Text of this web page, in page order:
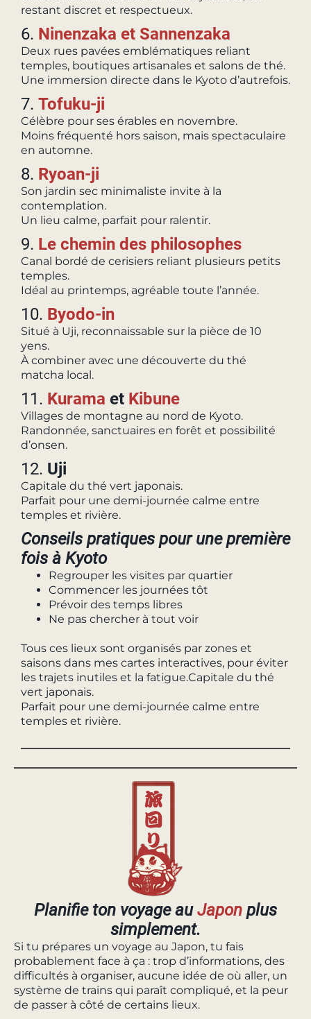
restant discret et respectueux.
6. Ninenzaka et Sannenzaka
Deux rues pavées emblématiques reliant
temples, boutiques artisanales et salons de thé.
Une immersion directe dans le Kyoto d’autrefois.
7. Tofuku-ji
Célèbre pour ses érables en novembre.
Moins fréquenté hors saison, mais spectaculaire
en automne.
8. Ryoan-ji
Son jardin sec minimaliste invite à la
contemplation.
Un lieu calme, parfait pour ralentir.
9. Le chemin des philosophes
Canal bordé de cerisiers reliant plusieurs petits
temples.
Idéal au printemps, agréable toute l’année.
10. Byodo-in
Situé à Uji, reconnaissable sur la pièce de 10
yens.
À combiner avec une découverte du thé
matcha local.
11. Kurama et Kibune
Villages de montagne au nord de Kyoto.
Randonnée, sanctuaires en forêt et possibilité
d’onsen.
12. Uji
Capitale du thé vert japonais.
Parfait pour une demi-journée calme entre
temples et rivière.
Conseils pratiques pour une première
fois à Kyoto
Regrouper les visites par quartier
Commencer les journées tôt
Prévoir des temps libres
Ne pas chercher à tout voir
Tous ces lieux sont organisés par zones et
saisons dans mes cartes interactives, pour éviter
les trajets inutiles et la fatigue.Capitale du thé
vert japonais.
Parfait pour une demi-journée calme entre
temples et rivière.
Planifie ton voyage auJapon plus
simplement.
Si tu prépares un voyage au Japon, tu fais
probablement face à ça : trop d’informations, des
difficultés à organiser, aucune idée de où aller, un
système de trains qui paraît compliqué, et la peur
de passer à côté de certains lieux.